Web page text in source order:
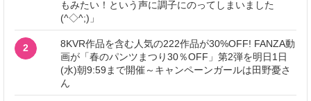
もみたい！という声に調子にのってしまいました
(^◇^;)」
2
8KVR作品を含む人気の222作品が30%OFF! FANZA動
画が「春のパンツまつり30％OFF」第2弾を明日1日
(水)朝9:59まで開催～キャンペーンガールは田野憂さ
ん